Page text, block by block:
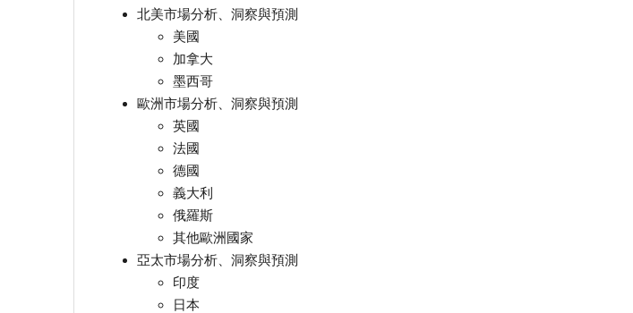
北美市場分析、洞察與預測
美國
加拿大
墨西哥
歐洲市場分析、洞察與預測
英國
法國
德國
義大利
俄羅斯
其他歐洲國家
亞太市場分析、洞察與預測
印度
日本